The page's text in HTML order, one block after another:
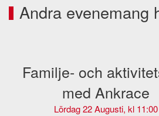
Andra evenemang
Familje- och
med Ankrace
Lördag 22 Augusti, kl 11:00